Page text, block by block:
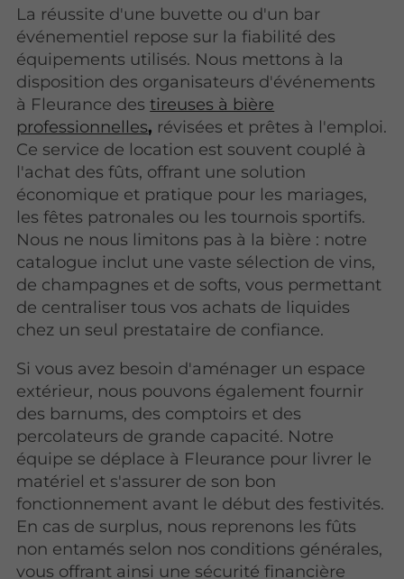
La réussite d'une buvette ou d'un bar
événementiel repose sur la fiabilité des
équipements utilisés. Nous mettons à la
disposition des organisateurs d'événements
à Fleurance destireuses à bière
professionnelles, révisées et prêtes à l'emploi.
Ce service de location est souvent couplé à
l'achat des fûts, offrant une solution
économique et pratique pour les mariages,
les fêtes patronales ou les tournois sportifs.
Nous ne nous limitons pas à la bière : notre
catalogue inclut une vaste sélection de vins,
de champagnes et de softs, vous permettant
de centraliser tous vos achats de liquides
chez un seul prestataire de confiance.
Si vous avez besoin d'aménager un espace
extérieur, nous pouvons également fournir
des barnums, des comptoirs et des
percolateurs de grande capacité. Notre
équipe se déplace à Fleurance pour livrer le
matériel et s'assurer de son bon
fonctionnement avant le début des festivités.
En cas de surplus, nous reprenons les fûts
non entamés selon nos conditions générales,
vous offrant ainsi une sécurité financière